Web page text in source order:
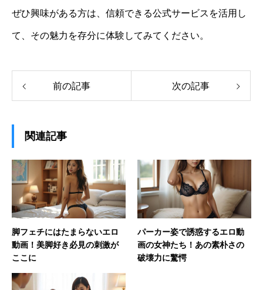
ぜひ興味がある方は、信頼できる公式サービスを活用し
て、その魅力を存分に体験してみてください。
前の記事 次の記事
関連記事
脚フェチにはたまらないエロ
動画！美脚好き必見の刺激が
ここに
パーカー姿で誘惑するエロ動
画の女神たち！あの素朴さの
破壊力に驚愕